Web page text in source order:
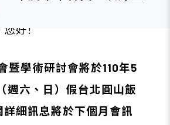
您好!
暨學術研討會將於110年5
週六、日）假台北圓山飯
詳細訊息將於下個月會訊